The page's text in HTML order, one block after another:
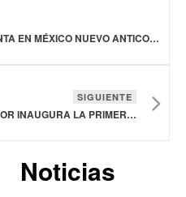
GEDEON RICHTER PRESENTA EN MÉXICO NUEVO ANTICONCEPTIVO HORMONAL
SIGUIENTE
LABORATORIO ARGENTINO GADOR INAUGURA LA PRIMERA PLANTA DE OLIGONUCLEÓTIDOS SINTÉTICOS DE LATAM
Noticias